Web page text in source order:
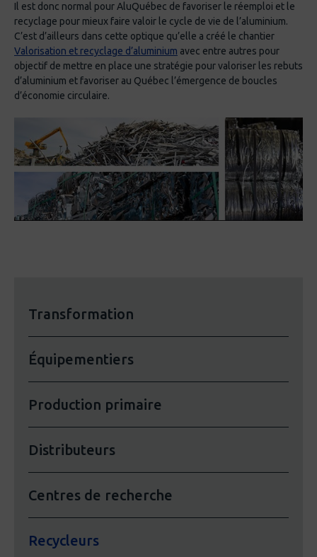
Il est donc normal pour AluQuébec de favoriser le réemploi et le
recyclage pour mieux faire valoir le cycle de vie de l’aluminium.
C’est d’ailleurs dans cette optique qu’elle a créé le chantier
Valorisation et recyclage d’aluminium avec entre autres pour
objectif de mettre en place une stratégie pour valoriser les rebuts
d’aluminium et favoriser au Québec l’émergence de boucles
d’économie circulaire.
Transformation
Équipementiers
Production primaire
Distributeurs
Centres de recherche
Recycleurs